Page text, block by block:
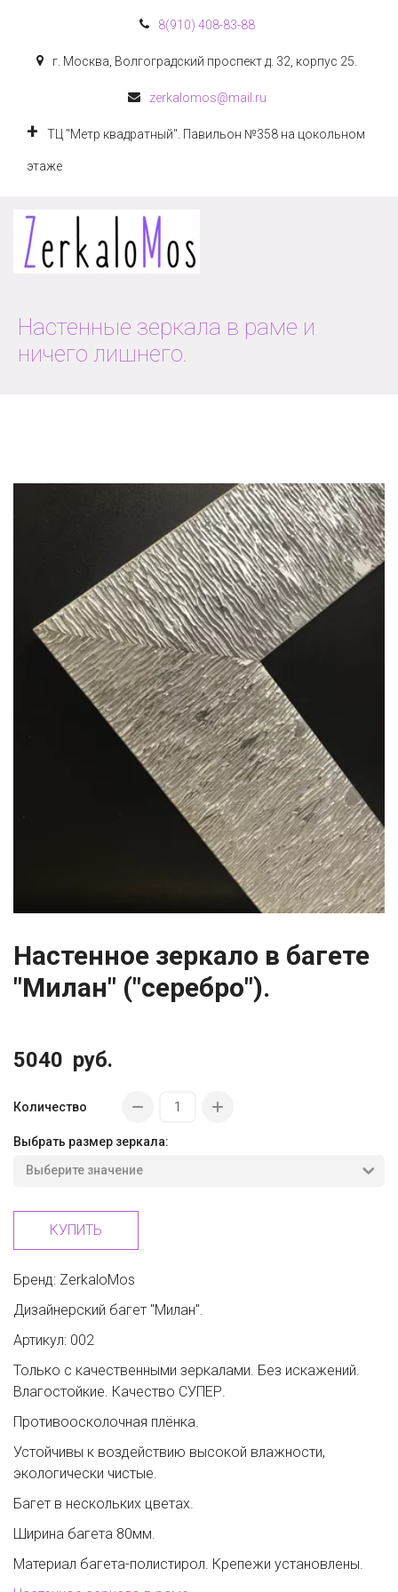
8(910) 408-83-88
г. Москва Волгоградский проспект д. 32, корпус 25.
zerkalomos@mail.ru
ТЦ "Метр квадратный". Павильон №358 на цокольном
этаже
Настенные зеркала в раме и
ничего лишнего.
Настенное зеркало в багете
"Милан" ("серебро").
5040 руб.
Количество
Выбрать размер зеркала:
КУПИТЬ
Бренд: ZerkaloMos
Дизайнерский багет "Милан".
Артикул: 002
Только с качественными зеркалами. Без искажений.
Влагостойкие. Качество СУПЕР.
Противоосколочная плёнка.
Устойчивы к воздействию высокой влажности,
экологически чистые.
Багет в нескольких цветах.
Ширина багета 80мм.
Материал багета-полистирол. Крепежи установлены.